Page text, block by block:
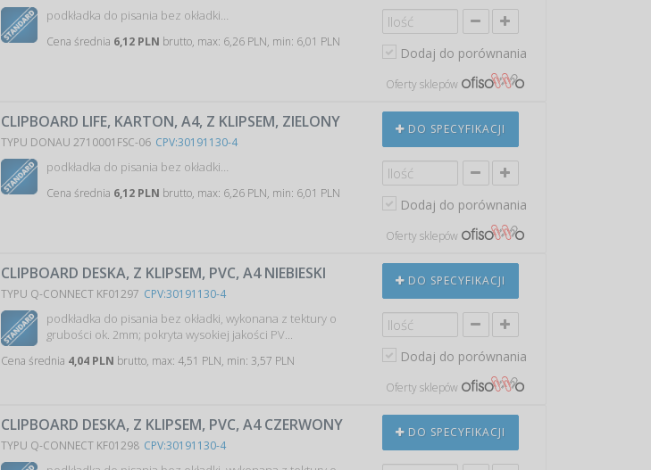
podkładka do pisania bez okładki…
Cena średnia 6,12 PLN brutto, max: 6,26 PLN, min: 6,01 PLN
Dodaj do porównania
Oferty sklepów
CLIPBOARD LIFE, KARTON, A4, Z KLIPSEM, ZIELONY
TYPU DONAU 2710001FSC-06 CPV:30191130-4
podkładka do pisania bez okładki…
Cena średnia 6,12 PLN brutto, max: 6,26 PLN, min: 6,01 PLN
DO SPECYFIKACJI
Dodaj do porównania
Oferty sklepów
CLIPBOARD DESKA, Z KLIPSEM, PVC, A4 NIEBIESKI
TYPU Q-CONNECT KF01297 CPV:30191130-4
podkładka do pisania bez okładki, wykonana z tektury o
grubości ok. 2mm; pokryta wysokiej jakości PV...
Cena średnia 4,04 PLN brutto, max: 4,51 PLN, min: 3,57 PLN
DO SPECYFIKACJI
Dodaj do porównania
Oferty sklepów
CLIPBOARD DESKA, Z KLIPSEM, PVC, A4 CZERWONY
TYPU Q-CONNECT KF01298 CPV:30191130-4
DO SPECYFIKACJI